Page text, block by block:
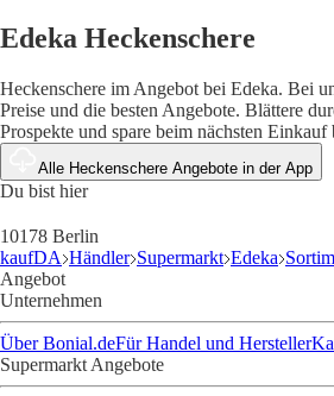
Edeka Heckenschere
Heckenschere im Angebot bei Edeka. Bei
Preise und die besten Angebote. Blättere
Prospekte und spare beim nächsten Einkauf
Alle Heckenschere Angebote in der App
Du bist hier
10178 Berlin
kaufDA Händler Supermarkt Edeka
Angebot
Unternehmen
Über Bonial.deFür Handel und Hersteller
Supermarkt Angebote